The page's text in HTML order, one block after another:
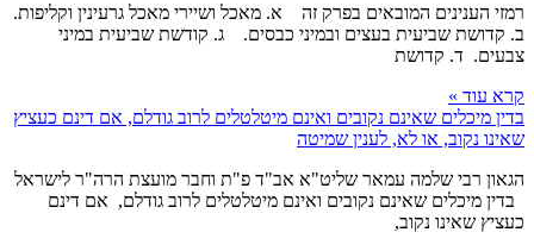
רמזי הענינים המובאים בפרק זה א. מאכל ושיירי מאכל גרעינין וקליפות.
ב. קדושת שביעית בעצים ובמיני כבסים. ג. קודשת שביעית במיני
צבעים. ד. קדושת
קרא עוד »
בדין מיכלים שאינם נקובים ואינם מיטלטלים לרוב גודלם, אם דינם כעציץ
שאינו נקוב, או לא, לענין שמיטה
הגאון רבי שלמה עמאר שליט"א אב"ד פ"ת וחבר מועצת הרה"ר לישראל
בדין מיכלים שאינם נקובים ואינם מיטלטלים לרוב גודלם, אם דינם
כעציץ שאינו נקוב,